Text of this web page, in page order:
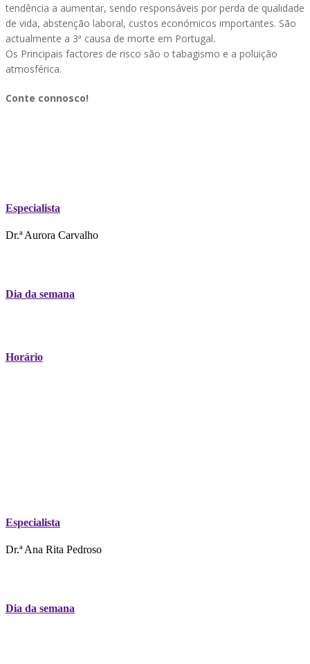
tendência a aumentar, sendo responsáveis por perda de qualidade
de vida, abstenção laboral, custos económicos importantes. São
actualmente a 3ª causa de morte em Portugal.
Os Principais factores de risco são o tabagismo e a poluição
atmosférica.
Conte connosco!
Especialista
Dr.ª Aurora Carvalho
Dia da semana
Horário
Especialista
Dr.ª Ana Rita Pedroso
Dia da semana